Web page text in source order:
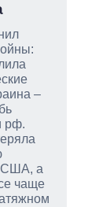
–
рф.
США, а
чаще